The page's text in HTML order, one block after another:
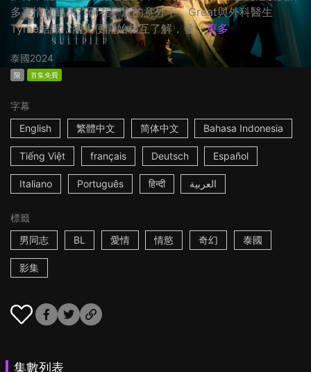
多事情的結果。而在一次的意外下，Great與外科醫生
Tyme結識，兩人便開始相互了解，發... 更多
泰國2024
限 首集免費
字幕
English
繁體中文 简体中文 Bahasa Indonesia
Tiếng Việt français Deutsch Español
Italiano Português हिन्दी العربية
標籤
男同志
BL 愛情 情慾 奇幻 泰國
影集
集數列表